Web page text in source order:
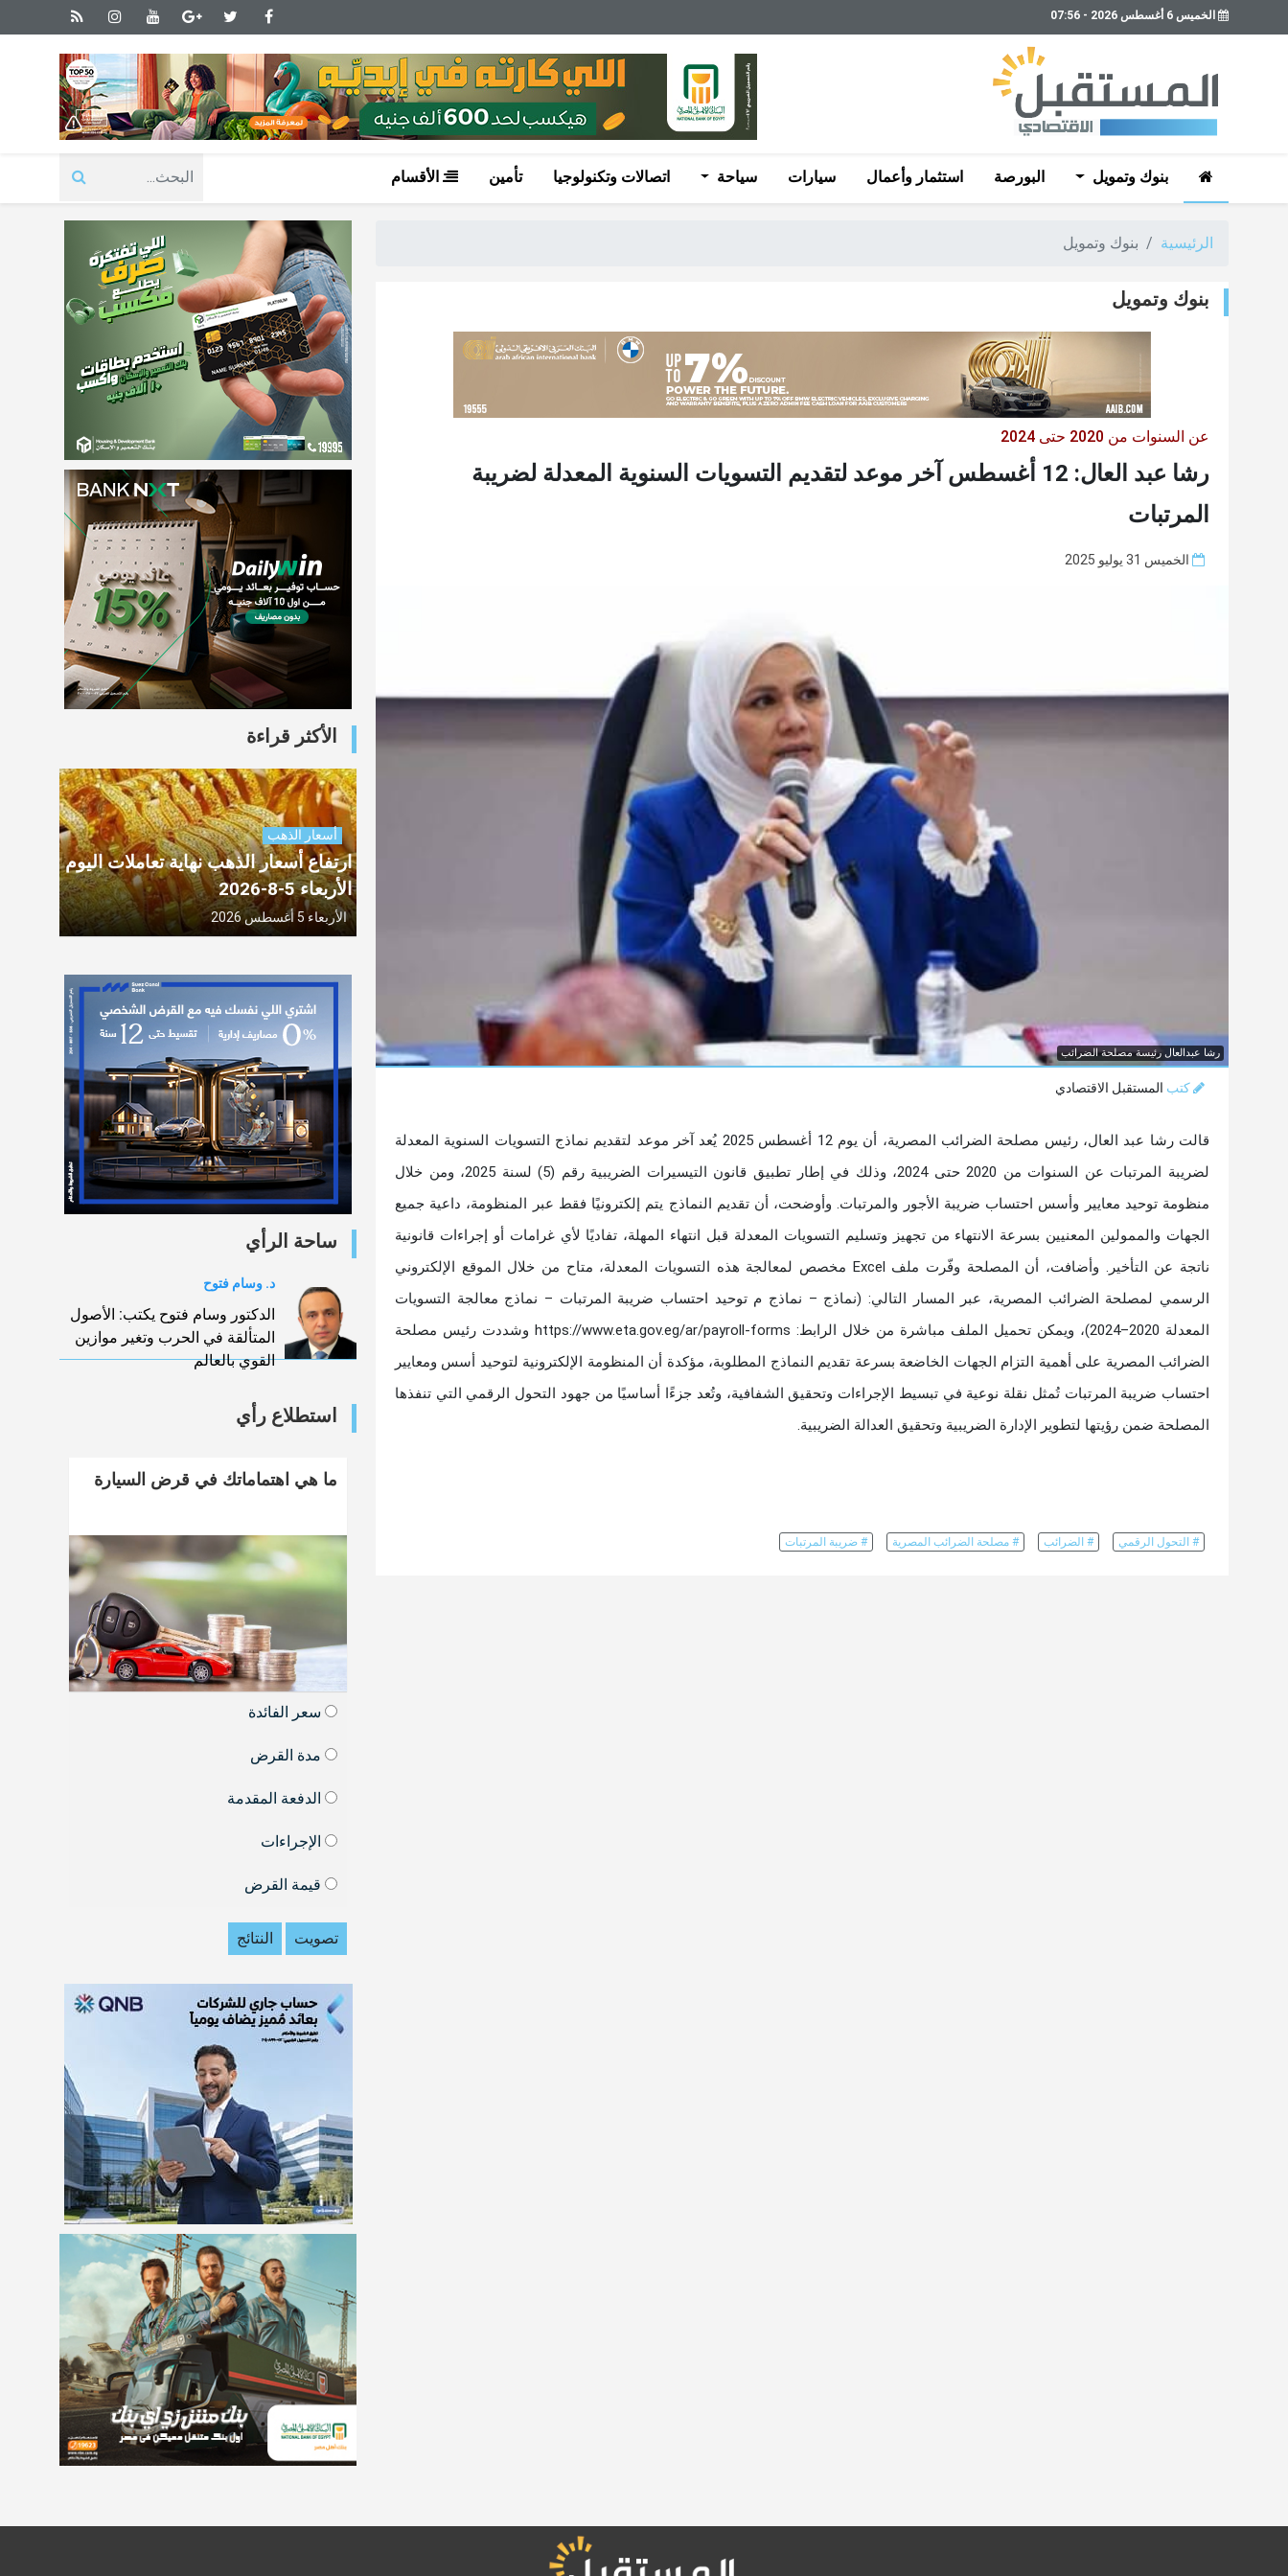
الخميس 6 أغسطس 2026 - 07:56
بنوك وتمويل البورصة استثمار وأعمال سيارات سياحة اتصالات وتكنولوجيا تأمين الأقسام
الرئيسية بنوك وتمويل
بنوك وتمويل
عن السنوات من 2020 حتى 2024
رشا عبد العال: 12 أغسطس آخر موعد لتقديم التسويات السنوية المعدلة لضريبة
المرتبات
الخميس 31 يوليو 2025
رشا عبدالعال رئيسة مصلحة الضرائب
كتب المستقبل الاقتصادي
قالت رشا عبد العال، رئيس مصلحة الضرائب المصرية، أن يوم 12 أغسطس 2025 يُعد آخر موعد لتقديم نماذج التسويات السنوية المعدلة
لضريبة المرتبات عن السنوات من 2020 حتى 2024، وذلك في إطار تطبيق قانون التيسيرات الضريبية رقم (5) لسنة 2025، ومن خلال
منظومة توحيد معايير وأسس احتساب ضريبة الأجور والمرتبات. وأوضحت، أن تقديم النماذج يتم إلكترونيًا فقط عبر المنظومة، داعية جميع
الجهات والممولين المعنيين بسرعة الانتهاء من تجهيز وتسليم التسويات المعدلة قبل انتهاء المهلة، تفاديًا لأي غرامات أو إجراءات قانونية
ناتجة عن التأخير. وأضافت، أن المصلحة وفّرت ملف Excel مخصص لمعالجة هذه التسويات المعدلة، متاح من خلال الموقع الإلكتروني
الرسمي لمصلحة الضرائب المصرية، عبر المسار التالي: (نماذج – نماذج م توحيد احتساب ضريبة المرتبات – نماذج معالجة التسويات
المعدلة 2020–2024)، ويمكن تحميل الملف مباشرة من خلال الرابط: https://www.eta.gov.eg/ar/payroll-forms وشددت رئيس مصلحة
الضرائب المصرية على أهمية التزام الجهات الخاضعة بسرعة تقديم النماذج المطلوبة، مؤكدة أن المنظومة الإلكترونية لتوحيد أسس ومعايير
احتساب ضريبة المرتبات تُمثل نقلة نوعية في تبسيط الإجراءات وتحقيق الشفافية، وتُعد جزءًا أساسيًا من جهود التحول الرقمي التي تنفذها
المصلحة ضمن رؤيتها لتطوير الإدارة الضريبية وتحقيق العدالة الضريبية.
# التحول الرقمي # الضرائب # مصلحة الضرائب المصرية # ضريبة المرتبات
الأكثر قراءة
أسعار الذهب
ارتفاع أسعار الذهب نهاية تعاملات اليوم
الأربعاء 5-8-2026
الأربعاء 5 أغسطس 2026
ساحة الرأي
د. وسام فتوح
الدكتور وسام فتوح يكتب: الأصول
المتألقة في الحرب وتغير موازين
القوي بالعالم
استطلاع رأي
ما هي اهتماماتك في قرض السيارة
سعر الفائدة
مدة القرض
الدفعة المقدمة
الإجراءات
قيمة القرض
تصويت النتائج